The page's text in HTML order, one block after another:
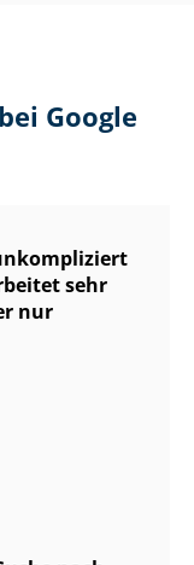
Google
sehr
nur